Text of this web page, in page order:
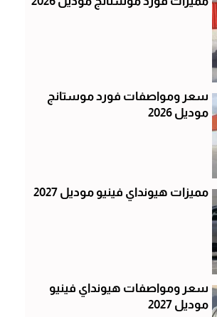
سعر ومواصفات فورد موستانج
موديل 2026
مميزات هيونداي فينيو موديل 2027
سعر ومواصفات هيونداي فينيو
موديل 2027